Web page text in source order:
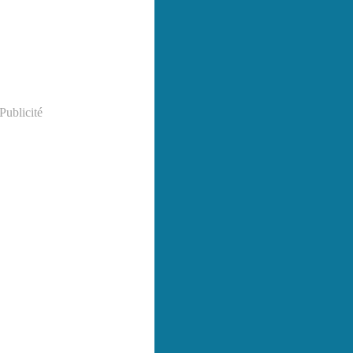
Publicité